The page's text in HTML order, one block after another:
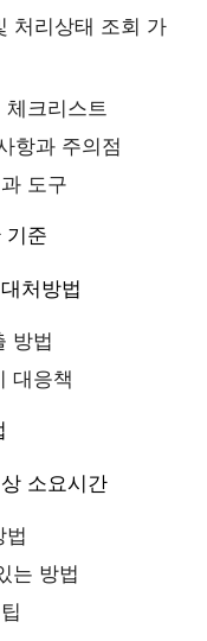
처리상태 조회 가
체크리스트
항과 주의점
도구
기준
처방법
방법
대응책
소요시간
법
는 방법